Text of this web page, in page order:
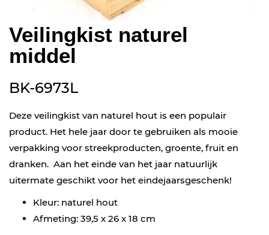
Veilingkist naturel
middel
BK-6973L
Deze veilingkist van naturel hout is een populair
product. Het hele jaar door te gebruiken als mooie
verpakking voor streekproducten, groente, fruit en
dranken. Aan het einde van het jaar natuurlijk
uitermate geschikt voor het eindejaarsgeschenk!
Kleur: naturel hout
Afmeting: 39,5 x 26 x 18 cm